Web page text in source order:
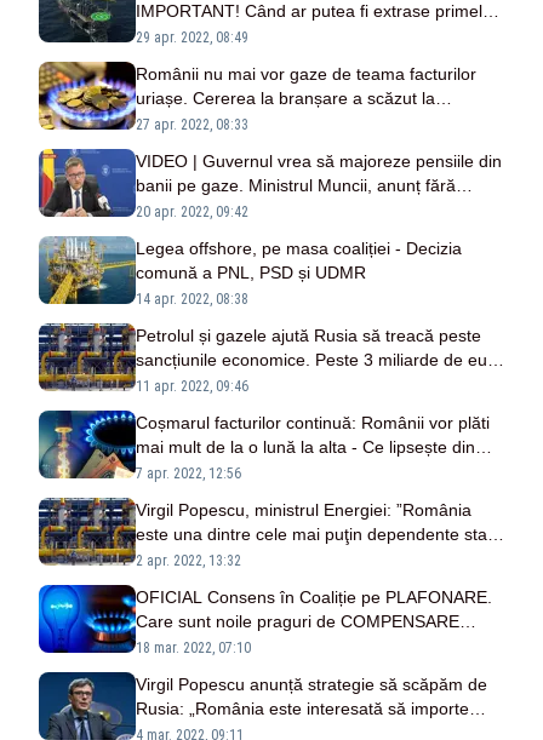
IMPORTANT! Când ar putea fi extrase primele
gaze
29 apr. 2022, 08:49
Românii nu mai vor gaze de teama facturilor
uriașe. Cererea la branșare a scăzut la
jumătate
27 apr. 2022, 08:33
VIDEO | Guvernul vrea să majoreze pensiile din
banii pe gaze. Ministrul Muncii, anunț fără
precedent pentru români
20 apr. 2022, 09:42
Legea offshore, pe masa coaliției - Decizia
comună a PNL, PSD și UDMR
14 apr. 2022, 08:38
Petrolul și gazele ajută Rusia să treacă peste
sancțiunile economice. Peste 3 miliarde de euro
pentru „zile negre”
11 apr. 2022, 09:46
Coșmarul facturilor continuă: Românii vor plăti
mai mult de la o lună la alta - Ce lipsește din
Ordonanța de compensare
7 apr. 2022, 12:56
Virgil Popescu, ministrul Energiei: ”România
este una dintre cele mai puţin dependente state
de gazul rusesc. Nu există motive de panică,
2 apr. 2022, 13:32
OFICIAL Consens în Coaliție pe PLAFONARE.
Care sunt noile praguri de COMPENSARE
pentru curent electric și gaze naturale
18 mar. 2022, 07:10
Virgil Popescu anunță strategie să scăpăm de
Rusia: „România este interesată să importe
volume de gaze din Republica Azerbaidjan”
4 mar. 2022, 09:11